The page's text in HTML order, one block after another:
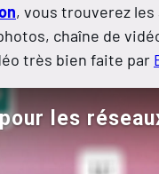
, vous trouverez les
chaîne de
très bien faite par